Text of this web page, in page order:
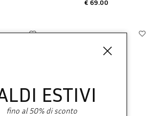
€ 69.00
ESTIVI
fino al 50% di sconto